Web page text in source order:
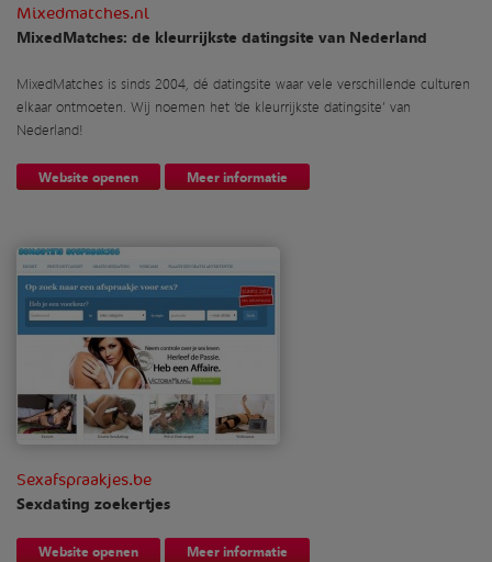
Mixedmatches.nl
MixedMatches: de kleurrijkste datingsite van Nederland
MixedMatches is sinds 2004, dé datingsite waar vele verschillende culturen
elkaar ontmoeten. Wij noemen het ‘de kleurrijkste datingsite’ van
Nederland!
Website openen Meer informatie
Sexafspraakjes.be
Sexdating zoekertjes
Website openen Meer informatie